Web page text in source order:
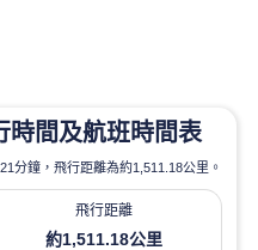
時間及航班時間表
分鐘，飛行距離為約1,511.18公里。
飛行距離
約1,511.18公里